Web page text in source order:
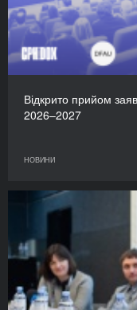
Відкрито прийом
2026–2027
НОВИНИ